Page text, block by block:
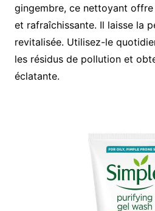
gingembre, ce nettoyant
et rafraîchissante. Il laisse la
revitalisée. Utilisez-le
les résidus de pollution et
éclatante.